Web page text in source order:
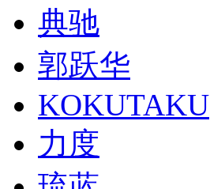
典驰
郭跃华
KOKUTAKU
力度